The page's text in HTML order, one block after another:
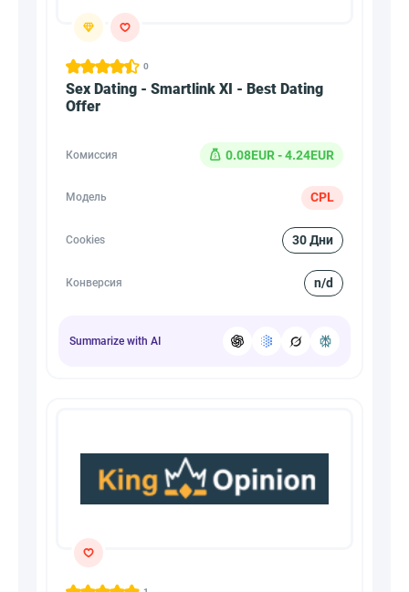
0
Sex Dating - Smartlink XI - Best Dating
Offer
Комиссия 0.08EUR - 4.24EUR
Модель CPL
Cookies 30 Дни
Конверсия n/d
Summarize with AI